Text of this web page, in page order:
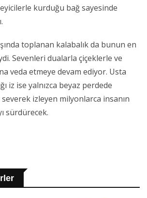
kurduğu bağ sayesinde
toplanan kalabalık da bunun en
Sevenleri dualarla çiçeklerle ve
veda etmeye devam ediyor. Usta
iz ise yalnızca beyaz perdede
severek izleyen milyonlarca insanın
sürdürecek.